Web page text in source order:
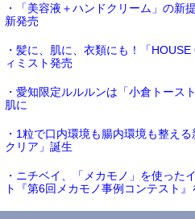
・「美容液＋ハンドクリーム」の新
新発売
・髪に、肌に、衣類にも！「
ィミスト発売
・愛知限定ルルルンは「小倉トース
肌に
・1粒で口内環境も腸内環境も整え
クリア」誕生
・ニチベイ、「メカモノ」を使った
ト『第6回メカモノ事例コンテスト